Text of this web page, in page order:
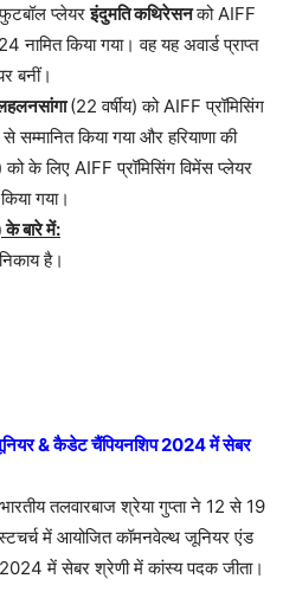
फुटबॉल प्लेयरइंदुमति कथिरेसनको AIFF
किया गया। वह यह अवार्ड प्राप्त
बनीं।
(22 वर्षीय) को AIFF प्रॉमिसिंग
किया गया और हरियाणा की
को के लिए AIFF प्रॉमिसिंग विमेंस प्लेयर
गया।
के बारे में:
है।
&कैडेट चैंपियनशिप2024में सेबर
तलवारबाज श्रेया गुप्ता ने 12 से 19
में आयोजित कॉमनवेल्थ जूनियर एंड
में सेबर श्रेणी में कांस्य पदक जीता।